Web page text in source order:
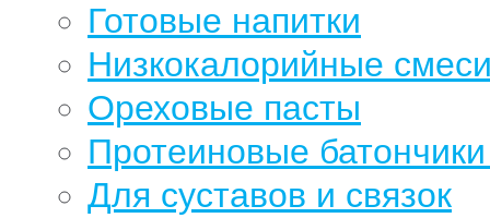
Готовые напитки
Низкокалорийные
Ореховые пасты
Протеиновые
Для суставов и связок